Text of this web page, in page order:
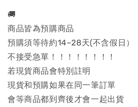
🚚
商品皆為預購商品
預購須等待約14~28天(不含假日）
不接受急單！！！！！！！！
若現貨商品會特別註明
現貨和預購如果在同一筆訂單
會等商品都到齊後才會一起出貨